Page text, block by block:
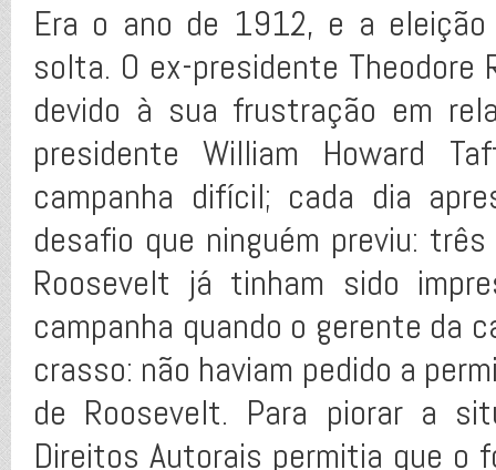
Era o ano de 1912, e a
solta. O ex-presidente
devido à sua frustração em
presidente William Howard
campanha difícil; cada dia
desafio que ninguém previu:
Roosevelt já tinham sido
campanha quando o gerente da
crasso: não haviam pedido a
de Roosevelt. Para piorar a
Direitos Autorais permitia que o